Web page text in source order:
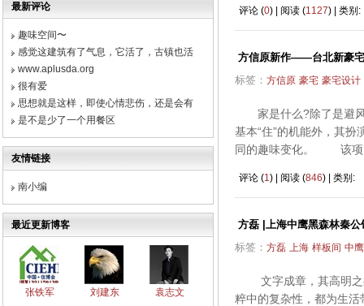
最新评论
趣味空间〜
感觉这建筑有了气息，它活了，古镇也活
www.aplusda.org
很有爱
思想就是这样，即使心情悲伤，还是会有
是不是少了一个用餐区
友情链接
南小编
最近更新博客
张铁军 刘建东 袁志文
评论 (0) | 阅读 (1127) | 类别:
方信原新作——台北新豪
标签： 方信原 豪宅 豪宅设计
家是什么?除了是避风
基本“住”的机能外，其
同的趣味变化。 该项目
评论 (1) | 阅读 (846) | 类别:
方磊 |上海中鹰黑森林秦公
标签： 方磊 上海 样板间 中
文字成章，其高明之处
粹中的复杂性，都为生